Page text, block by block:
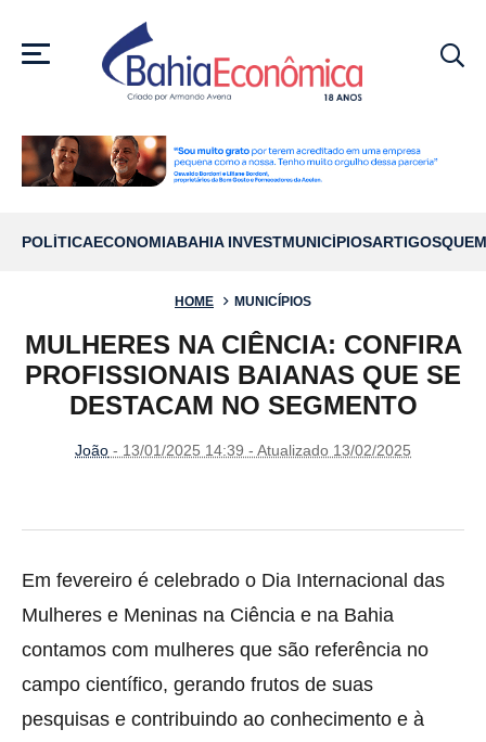
MENU
POLÍTICAECONOMIABAHIA INVESTMUNICÍPIOSARTIGOS
HOME MUNICÍPIOS
MULHERES NA CIÊNCIA: CONFIRA
PROFISSIONAIS BAIANAS QUE SE
DESTACAM NO SEGMENTO
João - 13/01/2025 14:39 - Atualizado 13/02/2025
Em fevereiro é celebrado o Dia Internacional das
Mulheres e Meninas na Ciência e na Bahia
contamos com mulheres que são referência no
campo científico, gerando frutos de suas
pesquisas e contribuindo ao conhecimento e à